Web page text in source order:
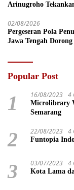
Arinugroho
02/08/2026
Pergeseran Pola
Jawa Tengah
Popular Post
1 16/08/2023 4
Microlibrary
Semarang
2 22/08/2023 4
Funtopia
3 03/07/2023 4
Kota Lama